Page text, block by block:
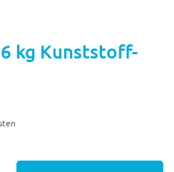
kg Kunststoff-